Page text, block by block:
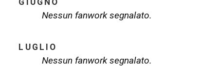
Nessun fanwork segnalato.
LUGLIO
Nessun fanwork segnalato.